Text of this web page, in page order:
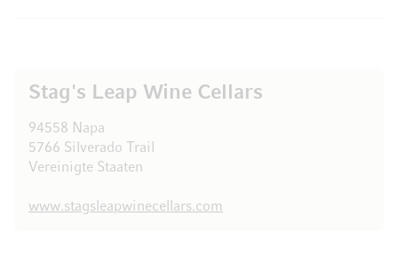
Stag's Leap Wine Cellars
94558 Napa
5766 Silverado Trail
Vereinigte Staaten
www.stagsleapwinecellars.com